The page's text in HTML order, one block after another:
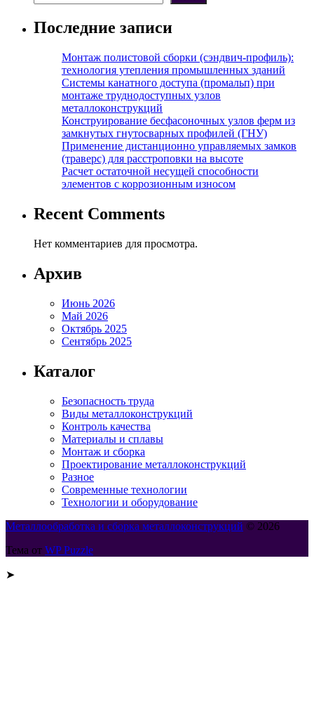
Последние записи
Монтаж полистовой сборки (сэндвич-профиль):
технология утепления промышленных зданий
Системы канатного доступа (промальп) при
монтаже труднодоступных узлов
металлоконструкций
Конструирование бесфасоночных узлов ферм из
замкнутых гнутосварных профилей (ГНУ)
Применение дистанционно управляемых замков
(траверс) для расстроповки на высоте
Расчет остаточной несущей способности
элементов с коррозионным износом
Recent Comments
Нет комментариев для просмотра.
Архив
Июнь 2026
Май 2026
Октябрь 2025
Сентябрь 2025
Каталог
Безопасность труда
Виды металлоконструкций
Контроль качества
Материалы и сплавы
Монтаж и сборка
Проектирование металлоконструкций
Разное
Современные технологии
Технологии и оборудование
Металлообработка и сборка металлоконструкций © 2026
Тема от WP Puzzle
➤